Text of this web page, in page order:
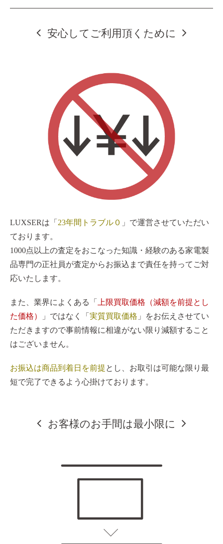
安心してご利用頂くために
LUXSERは「 23年間トラブル０ 」で運営させていただい
ております。
1000点以上の査定をおこなった知識・経験のある家電製
品専門の正社員が査定からお振込まで責任を持ってご対
応いたします。
また、業界によくある「
上限買取価格（減額を前提とし
た価格）
」ではなく「 実質買取価格 」をお伝えさせてい
ただきますので事前情報に相違がない限り減額すること
はございません。
お振込は商品到着日を前提とし、お取引は可能な限り最
短で完了できるよう心掛けております。
お客様のお手間は最小限に